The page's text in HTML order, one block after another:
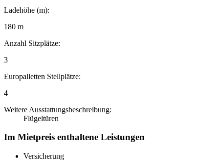
Ladehöhe (m):
180 m
Anzahl Sitzplätze:
3
Europalletten Stellplätze:
4
Weitere Ausstattungsbeschreibung:
Flügeltüren
Im Mietpreis enthaltene Leistungen
Versicherung